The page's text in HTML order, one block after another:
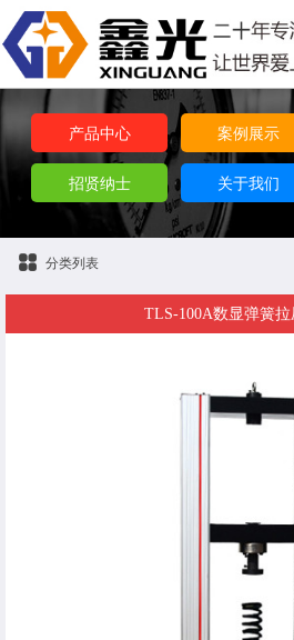
产品中心 案例展示
招贤纳士 关于我们
分类列表
TLS-100A数显弹簧